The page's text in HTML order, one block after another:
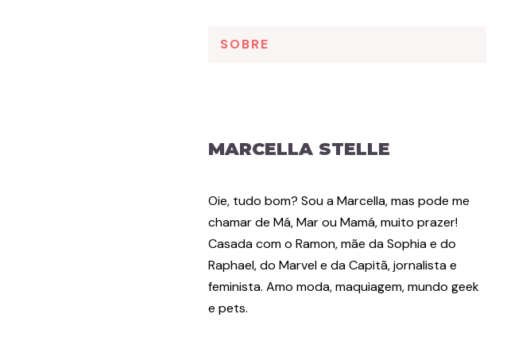
SOBRE
MARCELLA STELLE
Oie, tudo bom? Sou a Marcella, mas pode me
chamar de Má, Mar ou Mamá, muito prazer!
Casada com o Ramon, mãe da Sophia e do
Raphael, do Marvel e da Capitã, jornalista e
feminista. Amo moda, maquiagem, mundo geek
e pets.